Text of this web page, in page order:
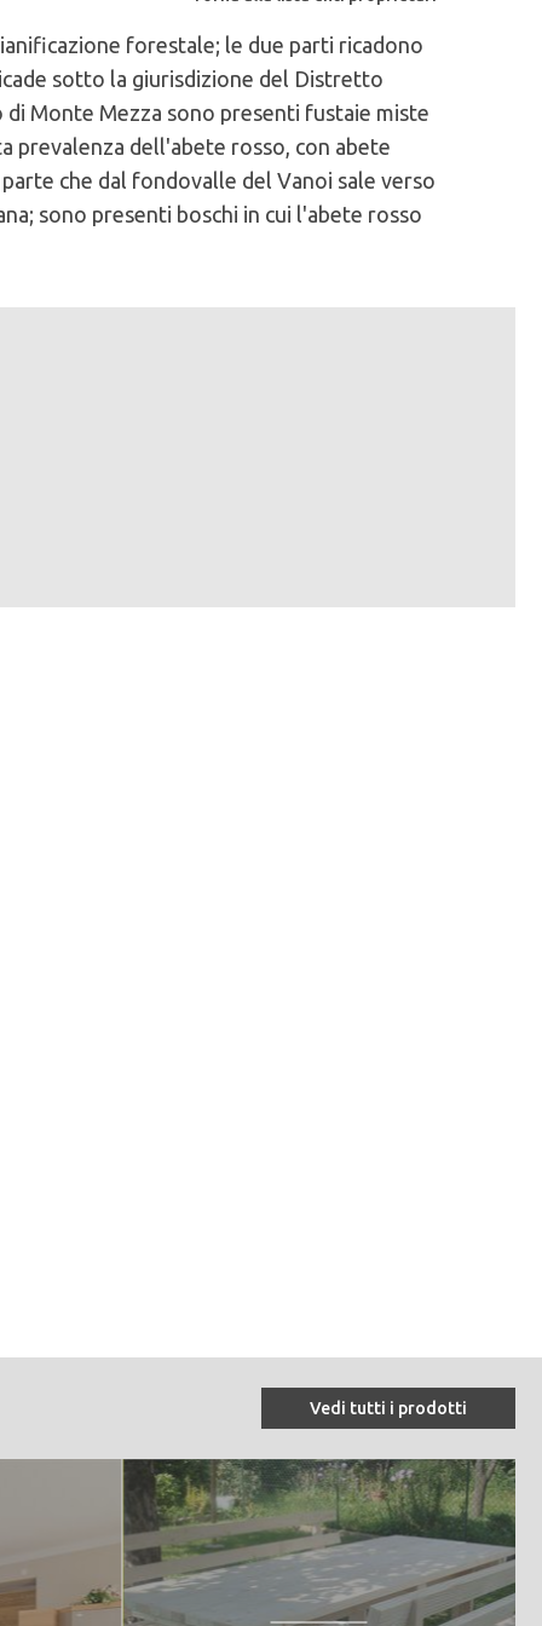
forestale; le due parti ricadono
sotto la giurisdizione del Distretto
Monte Mezza sono presenti fustaie miste
prevalenza dell'abete rosso, con abete
che dal fondovalle del Vanoi sale verso
sono presenti boschi in cui l'abete rosso
Vedi tutti i prodotti